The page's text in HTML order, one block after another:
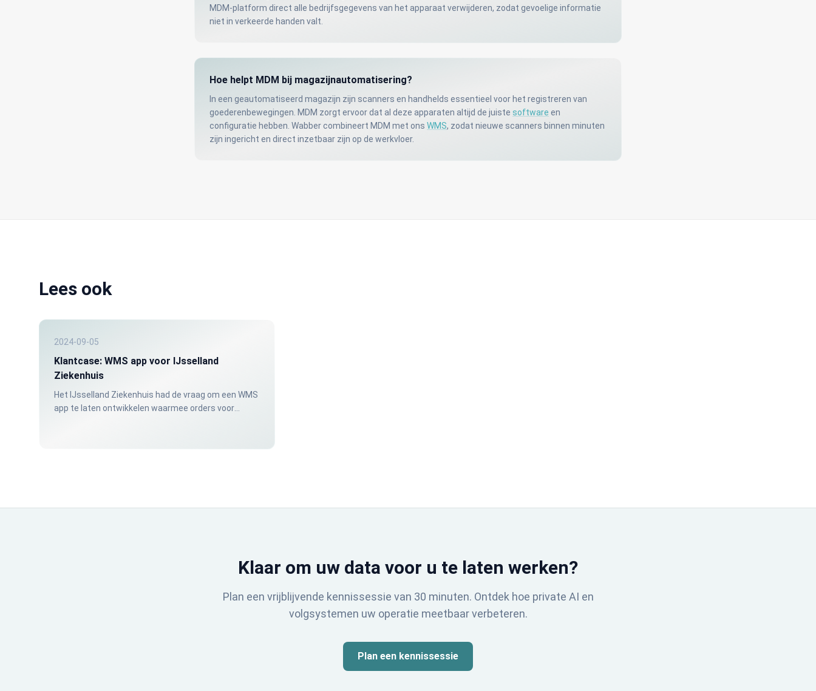
MDM-platform direct alle bedrijfsgegevens van het apparaat verwijderen, zodat gevoelige informatie
niet in verkeerde handen valt.
Hoe helpt MDM bij magazijnautomatisering?
In een geautomatiseerd magazijn zijn scanners en handhelds essentieel voor het registreren van
goederenbewegingen. MDM zorgt ervoor dat al deze apparaten altijd de juiste software en
configuratie hebben. Wabber combineert MDM met ons WMS, zodat nieuwe scanners binnen minuten
zijn ingericht en direct inzetbaar zijn op de werkvloer.
Lees ook
2024-09-05
Klantcase: WMS app voor IJsselland
Ziekenhuis
Het IJsselland Ziekenhuis had de vraag om een WMS
app te laten ontwikkelen waarmee orders voor
Klaar om uw data voor u te laten werken?
Plan een vrijblijvende kennissessie van 30 minuten. Ontdek hoe private AI en
volgsystemen uw operatie meetbaar verbeteren.
Plan een kennissessie